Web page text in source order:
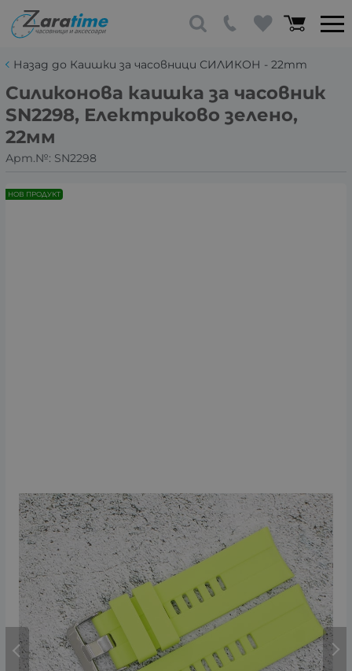
Назад до Каишки за часовници СИЛИКОН - 22mm
Силиконова каишка за часовник
SN2298, Електриково зелено,
22мм
Арт.№: SN2298
НОВ ПРОДУКТ